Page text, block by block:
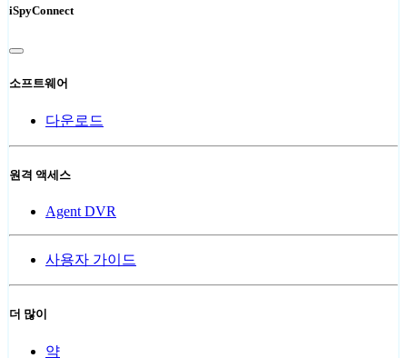
iSpyConnect
소프트웨어
다운로드
원격 액세스
Agent DVR
사용자 가이드
더 많이
약